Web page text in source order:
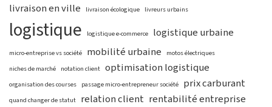
livraison en ville livraison écologique livreurs urbains
logistique logistique e-commerce logistique urbaine
micro-entreprise vs société mobilité urbaine
motos électriques
niches de marché notation client optimisation logistique
organisation des courses passage micro-entrepreneur société prix carburant
quand changer de statut relation client rentabilité entreprise